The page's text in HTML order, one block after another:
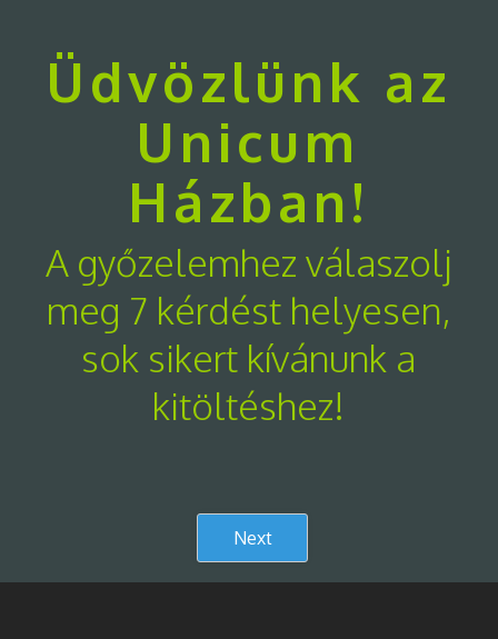
Üdvözlünk az
Unicum
Házban!
A győzelemhez válaszolj
meg 7 kérdést helyesen,
sok sikert kívánunk a
kitöltéshez!
Next